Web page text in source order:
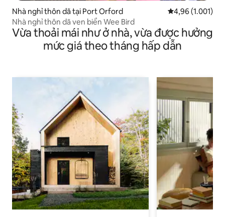
Nhà nghỉ thôn dã tại Port Orford Xếp hạng trung
4,96 (1.001)
Nhà nghỉ thôn dã ven biển Wee Bird
Vừa thoải mái như ở nhà, vừa được hưởng
mức giá theo tháng hấp dẫn